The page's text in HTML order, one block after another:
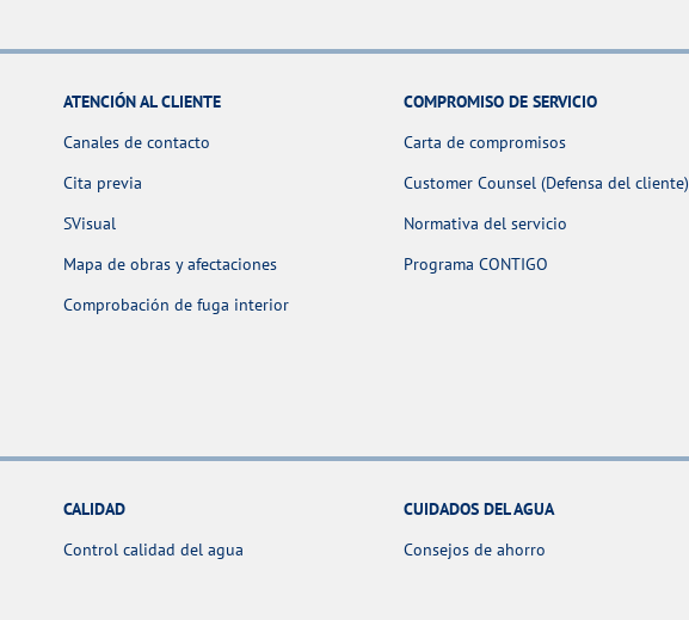
ATENCIÓN AL CLIENTE
Canales de contacto
Cita previa
SVisual
Mapa de obras y afectaciones
Comprobación de fuga interior
COMPROMISO DE SERVICIO
Carta de compromisos
Customer Counsel (Defensa del cliente)
Normativa del servicio
Programa CONTIGO
CALIDAD
Control calidad del agua
CUIDADOS DEL AGUA
Consejos de ahorro